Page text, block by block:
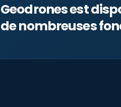
Geodrones est
de nombreuses